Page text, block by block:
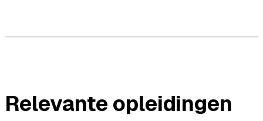
Relevante opleidingen